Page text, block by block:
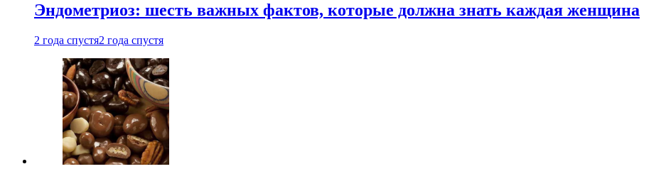
Эндометриоз: шесть важных фактов, которые должна знать каждая женщина
2 года спустя2 года спустя